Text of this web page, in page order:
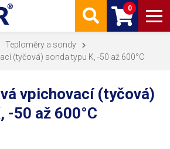
0
Teploměry a sondy
(tyčová) sonda typu K, -50 až 600°C
vpichovací (tyčová)
-50 až 600°C